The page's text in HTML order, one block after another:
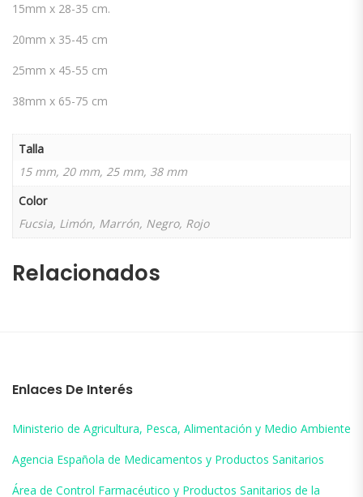
15mm x 28-35 cm.
20mm x 35-45 cm
25mm x 45-55 cm
38mm x 65-75 cm
Talla
15 mm, 20 mm, 25 mm, 38 mm
Color
Fucsia, Limón, Marrón, Negro, Rojo
Relacionados
Enlaces De Interés
Ministerio de Agricultura, Pesca, Alimentación y Medio Ambiente
Agencia Española de Medicamentos y Productos Sanitarios
Área de Control Farmacéutico y Productos Sanitarios de la